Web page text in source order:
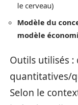
le cerveau)
Modèle du
modèle
Outils utilisés :
quantitatives/
Selon le